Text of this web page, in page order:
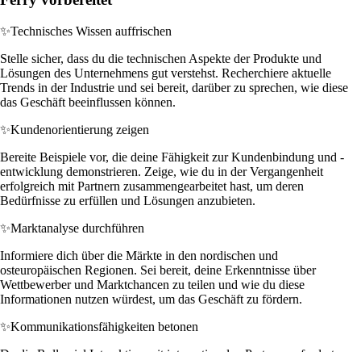
✨Technisches Wissen auffrischen
Stelle sicher, dass du die technischen Aspekte der Produkte und
Lösungen des Unternehmens gut verstehst. Recherchiere aktuelle
Trends in der Industrie und sei bereit, darüber zu sprechen, wie diese
das Geschäft beeinflussen können.
✨Kundenorientierung zeigen
Bereite Beispiele vor, die deine Fähigkeit zur Kundenbindung und -
entwicklung demonstrieren. Zeige, wie du in der Vergangenheit
erfolgreich mit Partnern zusammengearbeitet hast, um deren
Bedürfnisse zu erfüllen und Lösungen anzubieten.
✨Marktanalyse durchführen
Informiere dich über die Märkte in den nordischen und
osteuropäischen Regionen. Sei bereit, deine Erkenntnisse über
Wettbewerber und Marktchancen zu teilen und wie du diese
Informationen nutzen würdest, um das Geschäft zu fördern.
✨Kommunikationsfähigkeiten betonen